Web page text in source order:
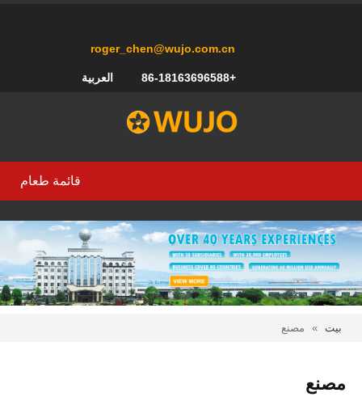
roger_chen@wujo.com.cn
+86-18163696588 العربية
قائمة طعام
بيت » مصنع
مصنع